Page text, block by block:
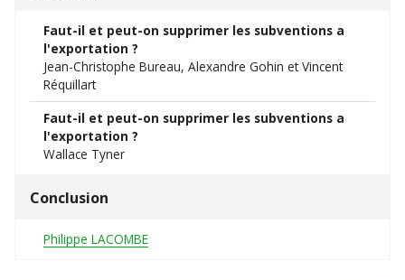
Faut-il et peut-on supprimer les subventions a
l'exportation ?
Jean-Christophe Bureau, Alexandre Gohin et Vincent
Réquillart
Faut-il et peut-on supprimer les subventions a
l'exportation ?
Wallace Tyner
Conclusion
Philippe LACOMBE